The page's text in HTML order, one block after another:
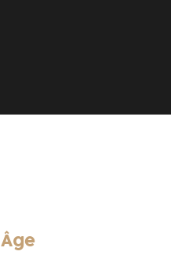
Âge